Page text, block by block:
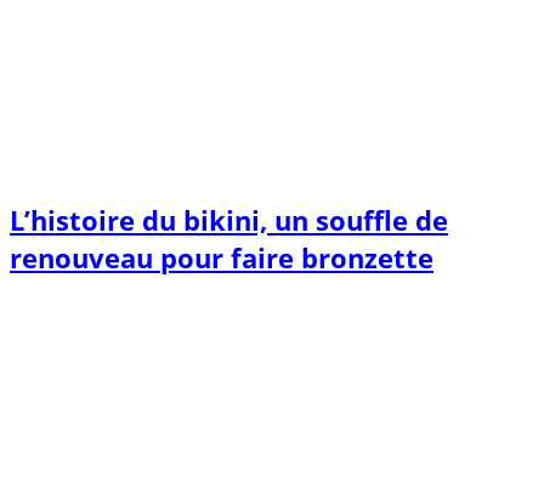
L’histoire du bikini, un souffle de
renouveau pour faire bronzette